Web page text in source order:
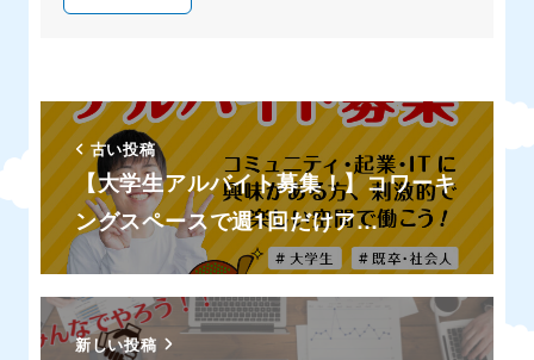
古い投稿
【大学生アルバイト募集！】コワーキ
ングスペースで週1回だけア…
新しい投稿